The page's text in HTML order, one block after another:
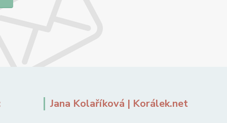
Jana Kolaříková | Korálek.net